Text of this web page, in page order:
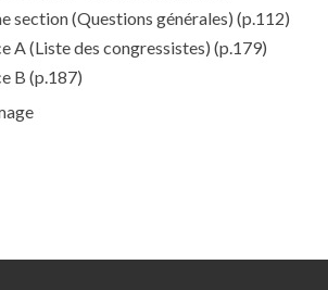
section (Questions générales) (p.112)
A (Liste des congressistes) (p.179)
B (p.187)